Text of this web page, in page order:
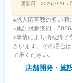
更新日： 2026/7/20（
※求人応募数の多い順
※集計対象期間：
※事情により掲載終了
ざいます。その場合
了承ください。
店舗開発・施